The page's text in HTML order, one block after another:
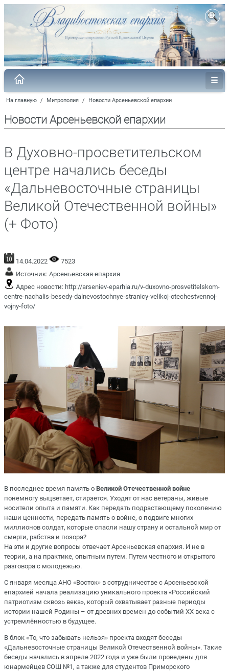
На главную / Митрополия / Новости Арсеньевской епархии
Новости Арсеньевской епархии
В Духовно-просветительском
центре начались беседы
«Дальневосточные страницы
Великой Отечественной войны»
(+ Фото)
14.04.2022
7523
Источник: Арсеньевская епархия
Адрес новости: http://arseniev-eparhia.ru/v-duxovno-prosvetitelskom-
centre-nachalis-besedy-dalnevostochnye-stranicy-velikoj-otechestvennoj-
vojny-foto/
В последнее время память о Великой Отечественной войне
понемногу выцветает, стирается. Уходят от нас ветераны, живые
носители опыта и памяти. Как передать подрастающему поколению
наши ценности, передать память о войне, о подвиге многих
миллионов солдат, которые спасли нашу страну и остальной мир от
смерти, рабства и позора?
На эти и другие вопросы отвечает Арсеньевская епархия. И не в
теории, а на практике, опытным путем. Путем честного и открытого
разговора с молодежью.
С января месяца АНО «Восток» в сотрудничестве с Арсеньевской
епархией начала реализацию уникального проекта «Российский
патриотизм сквозь века», который охватывает разные периоды
истории нашей Родины – от древних времен до событий XX века с
устремлённостью в будущее.
В блок «То, что забывать нельзя» проекта входят беседы
«Дальневосточные страницы Великой Отечественной войны». Такие
беседы начались в апреле 2022 года и уже были проведены для
юнармейцев СОШ №1, а также для студентов Приморского